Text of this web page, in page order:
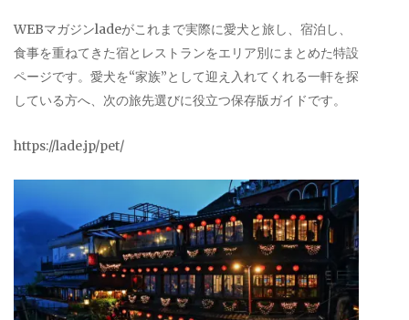
WEBマガジンladeがこれまで実際に愛犬と旅し、宿泊し、
食事を重ねてきた宿とレストランをエリア別にまとめた特設
ページです。愛犬を“家族”として迎え入れてくれる一軒を探
している方へ、次の旅先選びに役立つ保存版ガイドです。
https://lade.jp/pet/